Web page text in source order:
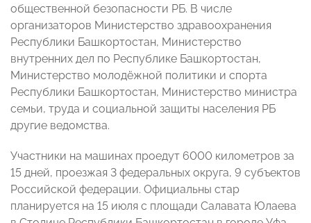
общественной безопасности РБ. В числе
организаторов Министерство здравоохранения
Республики Башкортостан, Министерство
внутренних дел по Республике Башкортостан,
Министерство молодёжной политики и спорта
Республики Башкортостан, Министерство министра
семьи, труда и социальной защиты населения РБ
другие ведомства.
Участники на машинах проедут 6000 километров за
15 дней, проезжая 3 федеральных округа, 9 субъектов
Российской федерации. Официальны стар
планируется на 15 июля с площади Салавата Юлаева